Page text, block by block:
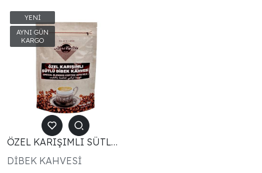
ÖZEL KARIŞIMLI SÜTLÜ
DİBEK KAHVESİ 250GR
DİBEK KAHVESİ